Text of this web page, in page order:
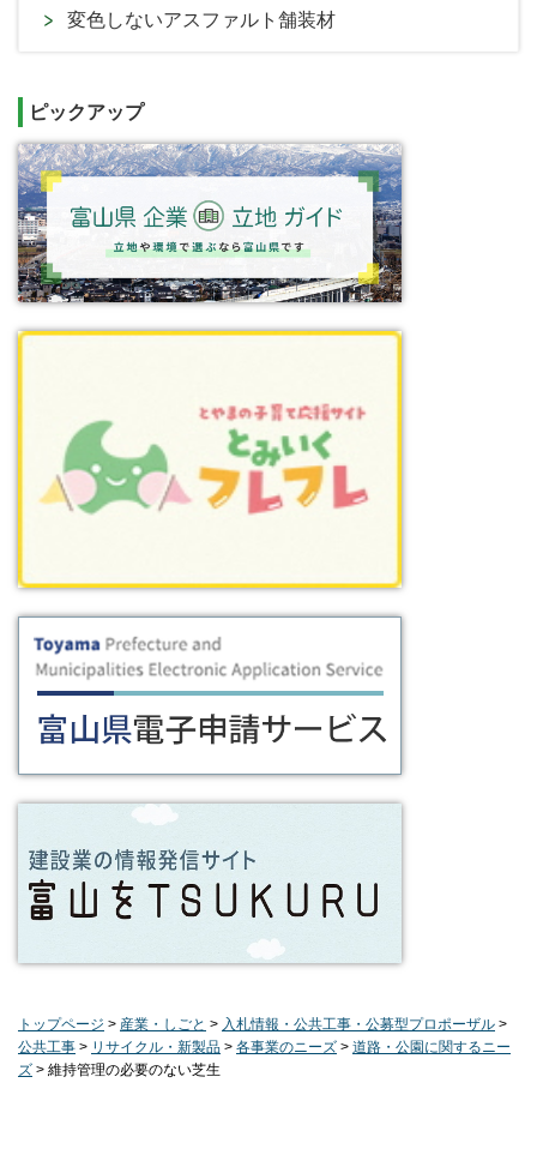
変色しないアスファルト舗装材
ピックアップ
トップページ > 産業・しごと > 入札情報・公共工事・公募型プロポーザル >
公共工事 > リサイクル・新製品 > 各事業のニーズ > 道路・公園に関するニー
ズ > 維持管理の必要のない芝生